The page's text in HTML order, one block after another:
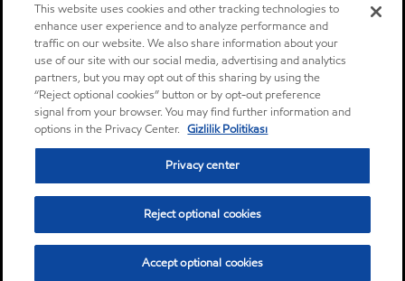
This website uses cookies and other tracking technologies to
enhance user experience and to analyze performance and
traffic on our website. We also share information about your
use of our site with our social media, advertising and analytics
partners, but you may opt out of this sharing by using the
“Reject optional cookies” button or by opt-out preference
signal from your browser. You may find further information and
options in the Privacy Center. Gizlilik Politikası
Privacy center
Reject optional cookies
Accept optional cookies